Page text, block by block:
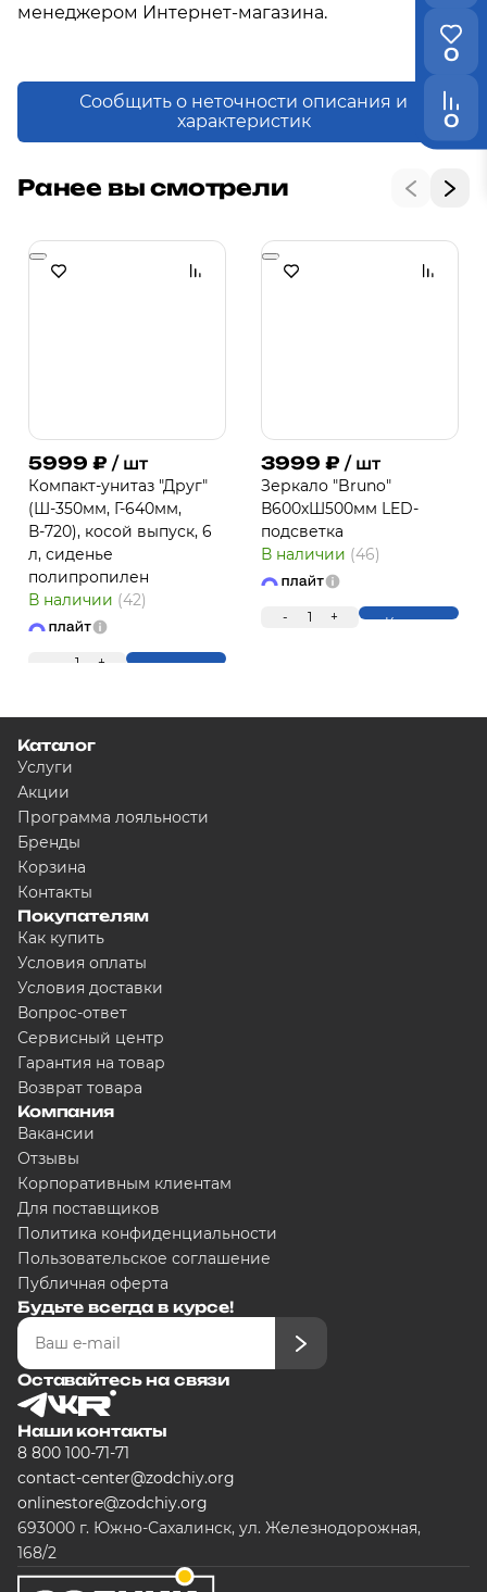
0
0
менеджером Интернет-магазина.
Сообщить о неточности описания и
характеристик
Ранее вы смотрели
5999 ₽ / шт
Компакт-унитаз "Друг"
(Ш-350мм, Г-640мм,
В-720), косой выпуск, 6
л, сиденье
полипропилен
В наличии (42)
1 + Купить
3999 ₽ / шт
Зеркало "Bruno"
В600хШ500мм LED-
подсветка
В наличии (46)
- 1 + Купить
Каталог
Услуги
Акции
Программа лояльности
Бренды
Корзина
Контакты
Покупателям
Как купить
Условия оплаты
Условия доставки
Вопрос-ответ
Сервисный центр
Гарантия на товар
Возврат товара
Компания
Вакансии
Отзывы
Корпоративным клиентам
Для поставщиков
Политика конфиденциальности
Пользовательское соглашение
Публичная оферта
Будьте всегда в курсе!
Оставайтесь на связи
Наши контакты
8 800 100-71-71
contact-center@zodchiy.org
onlinestore@zodchiy.org
693000 г. Южно-Сахалинск, ул. Железнодорожная,
168/2